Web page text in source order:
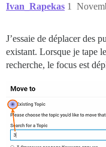
Ivan_Rapekas 1
J’essaie de déplacer des
existant. Lorsque je tape
recherche, le focus est